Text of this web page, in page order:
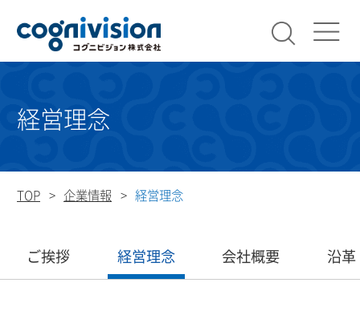
コグニ
経営理念
TOP 企業情報 経営理念
ご挨拶 経営理念 会社概要 沿革